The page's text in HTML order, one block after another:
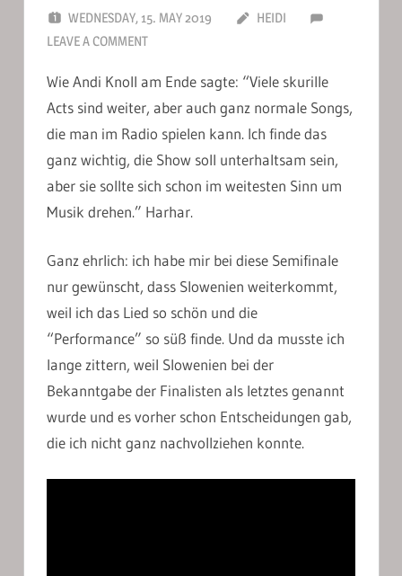
WEDNESDAY, 15. MAY 2019
HEIDI
LEAVE A COMMENT
Wie Andi Knoll am Ende sagte: “Viele skurille
Acts sind weiter, aber auch ganz normale Songs,
die man im Radio spielen kann. Ich finde das
ganz wichtig, die Show soll unterhaltsam sein,
aber sie sollte sich schon im weitesten Sinn um
Musik drehen.” Harhar.
Ganz ehrlich: ich habe mir bei diese Semifinale
nur gewünscht, dass Slowenien weiterkommt,
weil ich das Lied so schön und die
“Performance” so süß finde. Und da musste ich
lange zittern, weil Slowenien bei der
Bekanntgabe der Finalisten als letztes genannt
wurde und es vorher schon Entscheidungen gab,
die ich nicht ganz nachvollziehen konnte.